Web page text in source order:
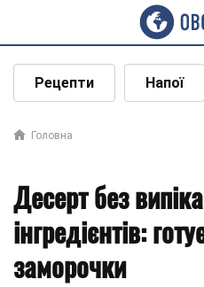
Рецепти Напої
Головна
Десерт без
інгредієнтів:
заморочки